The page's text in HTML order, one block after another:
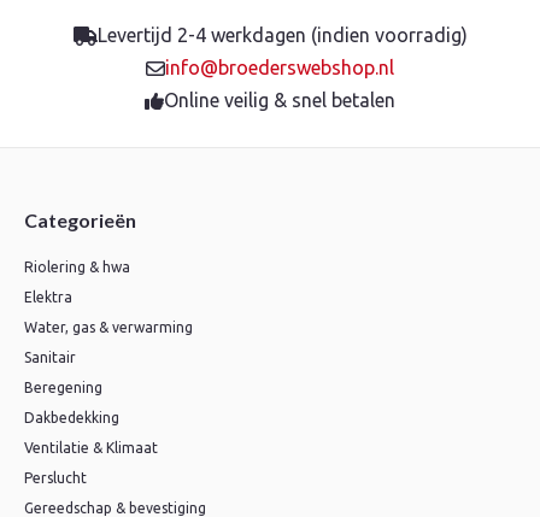
Levertijd 2-4 werkdagen (indien voorradig)
info@broederswebshop.nl
Online veilig & snel betalen
Categorieën
Riolering & hwa
Elektra
Water, gas & verwarming
Sanitair
Beregening
Dakbedekking
Ventilatie & Klimaat
Perslucht
Gereedschap & bevestiging